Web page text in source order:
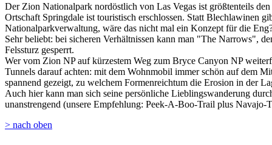
Der Zion Nationalpark nordöstlich von Las Vegas ist größtenteils
Ortschaft Springdale ist touristisch erschlossen. Statt Blechlawinen
Nationalparkverwaltung, wäre das nicht mal ein Konzept für die
Sehr beliebt: bei sicheren Verhältnissen kann man "The Narrows",
Felssturz gesperrt.
Wer vom Zion NP auf kürzestem Weg zum Bryce Canyon NP
Tunnels darauf achten: mit dem Wohnmobil immer schön auf dem
spannend gezeigt, zu welchem Formenreichtum die Erosion in der
Auch hier kann man sich seine persönliche Lieblingswanderung
unanstrengend (unsere Empfehlung: Peek-A-Boo-Trail plus Navajo-
> nach oben